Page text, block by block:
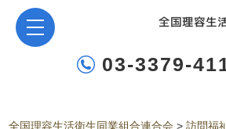
03-3379-
全国理容生活衛生同業組合連合会 >訪問福